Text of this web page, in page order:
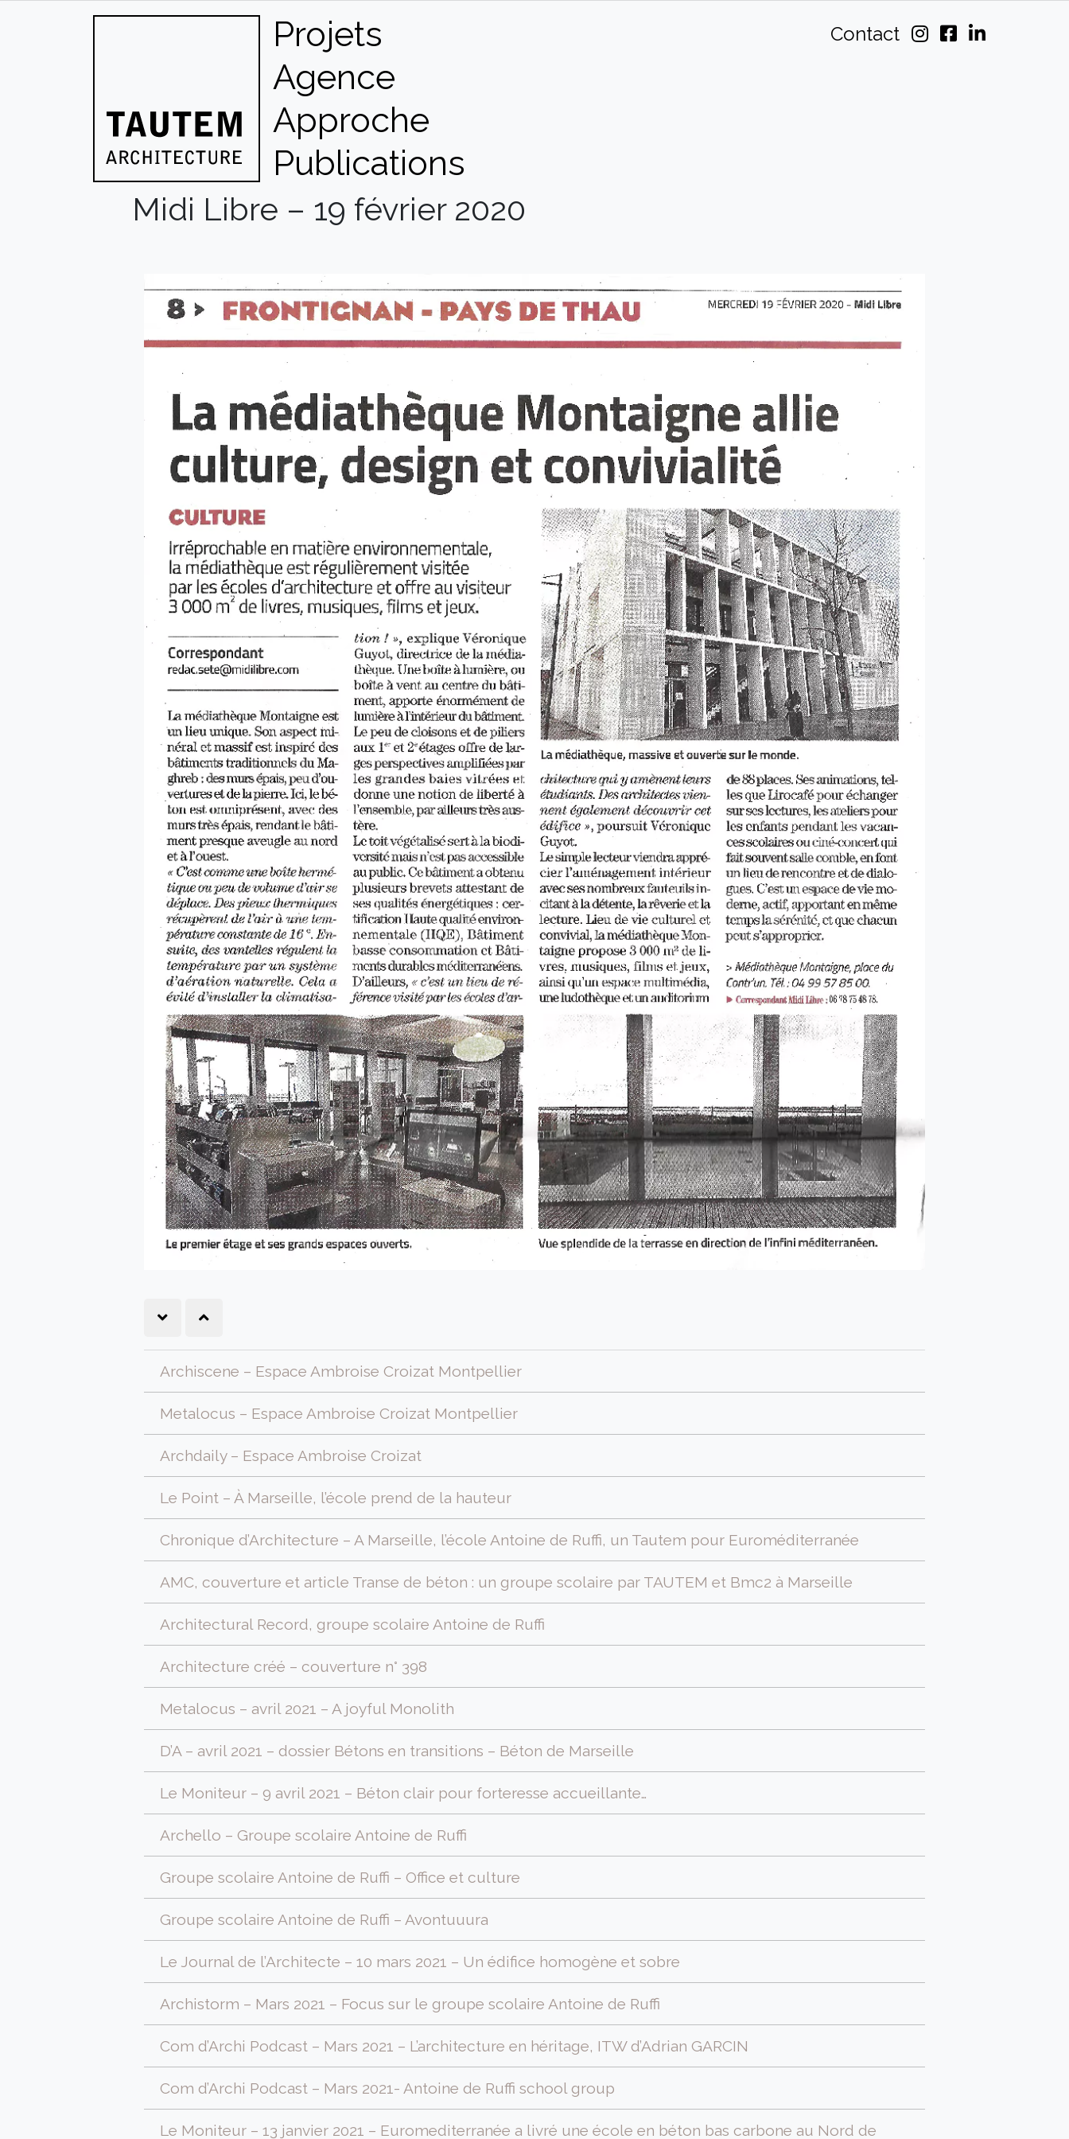
Projets
Agence
Approche
Publications
Contact
Midi Libre – 19 février 2020
Archiscene – Espace Ambroise Croizat Montpellier
Metalocus – Espace Ambroise Croizat Montpellier
Archdaily – Espace Ambroise Croizat
Le Point – À Marseille, l’école prend de la hauteur
Chronique d’Architecture – A Marseille, l’école Antoine de Ruffi, un Tautem pour Euroméditerranée
AMC, couverture et article Transe de béton : un groupe scolaire par TAUTEM et Bmc2 à Marseille
Architectural Record, groupe scolaire Antoine de Ruffi
Architecture créé – couverture n° 398
Metalocus – avril 2021 – A joyful Monolith
D’A – avril 2021 – dossier Bétons en transitions – Béton de Marseille
Le Moniteur – 9 avril 2021 – Béton clair pour forteresse accueillante…
Archello – Groupe scolaire Antoine de Ruffi
Groupe scolaire Antoine de Ruffi – Office et culture
Groupe scolaire Antoine de Ruffi – Avontuuura
Le Journal de l’Architecte – 10 mars 2021 – Un édifice homogène et sobre
Archistorm – Mars 2021 – Focus sur le groupe scolaire Antoine de Ruffi
Com d’Archi Podcast – Mars 2021 – L’architecture en héritage, ITW d’Adrian GARCIN
Com d’Archi Podcast – Mars 2021- Antoine de Ruffi school group
Le Moniteur – 13 janvier 2021 – Euromediterranée a livré une école en béton bas carbone au Nord de